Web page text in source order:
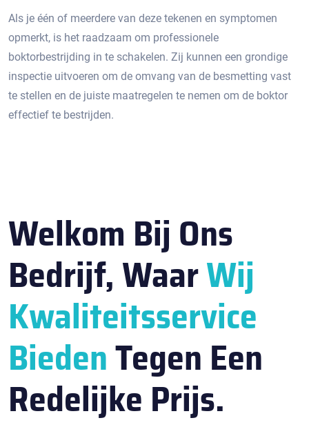
Als je één of meerdere van deze tekenen en symptomen
opmerkt, is het raadzaam om professionele
boktorbestrijding in te schakelen.​ Zij kunnen een grondige
inspectie uitvoeren om de omvang van de besmetting vast
te stellen en de juiste maatregelen te nemen om de boktor
effectief te bestrijden.​
Welkom Bij Ons
Bedrijf, WaarWij
Kwaliteitsservice
BiedenTegen Een
Redelijke Prijs.